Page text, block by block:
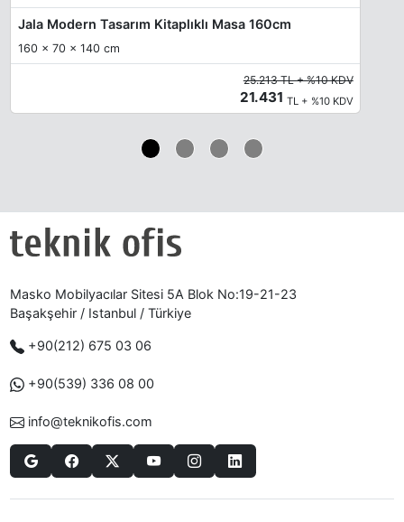
Jala Modern Tasarım Kitaplıklı Masa 160cm
160 x 70 x 140 cm
25.213 TL + %10 KDV
21.431 TL + %10 KDV
Masko Mobilyacılar Sitesi 5A Blok No:19-21-23
Başakşehir / Istanbul / Türkiye
+90(212) 675 03 06
+90(539) 336 08 00
info@teknikofis.com